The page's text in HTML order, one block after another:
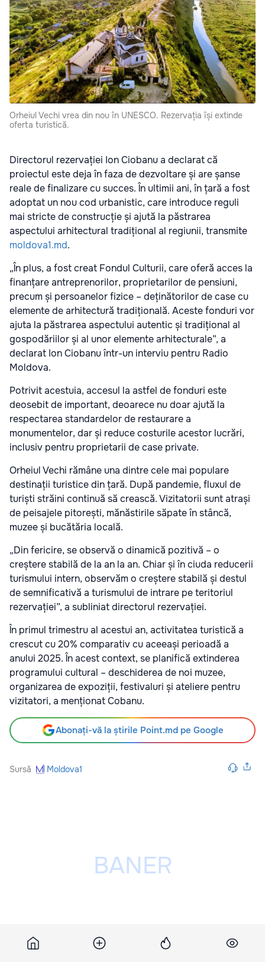
Orheiul Vechi vrea din nou în UNESCO. Rezervația își extinde
oferta turistică.
Directorul rezervației Ion Ciobanu a declarat că
proiectul este deja în faza de dezvoltare și are șanse
reale de finalizare cu succes. În ultimii ani, în țară a fost
adoptat un nou cod urbanistic, care introduce reguli
mai stricte de construcție și ajută la păstrarea
aspectului arhitectural tradițional al regiunii, transmite
moldova1.md.
„În plus, a fost creat Fondul Culturii, care oferă acces la
finanțare antreprenorilor, proprietarilor de pensiuni,
precum și persoanelor fizice – deținătorilor de case cu
elemente de arhitectură tradițională. Aceste fonduri vor
ajuta la păstrarea aspectului autentic și tradițional al
gospodăriilor și al unor elemente arhitecturale”, a
declarat Ion Ciobanu într-un interviu pentru Radio
Moldova.
Potrivit acestuia, accesul la astfel de fonduri este
deosebit de important, deoarece nu doar ajută la
respectarea standardelor de restaurare a
monumentelor, dar și reduce costurile acestor lucrări,
inclusiv pentru proprietarii de case private.
Orheiul Vechi rămâne una dintre cele mai populare
destinații turistice din țară. După pandemie, fluxul de
turiști străini continuă să crească. Vizitatorii sunt atrași
de peisajele pitorești, mănăstirile săpate în stâncă,
muzee și bucătăria locală.
„Din fericire, se observă o dinamică pozitivă – o
creștere stabilă de la an la an. Chiar și în ciuda reducerii
turismului intern, observăm o creștere stabilă și destul
de semnificativă a turismului de intrare pe teritoriul
rezervației”, a subliniat directorul rezervației.
În primul trimestru al acestui an, activitatea turistică a
crescut cu 20% comparativ cu aceeași perioadă a
anului 2025. În acest context, se planifică extinderea
programului cultural – deschiderea de noi muzee,
organizarea de expoziții, festivaluri și ateliere pentru
vizitatori, a menționat Cobanu.
Abonați-vă la știrile Point.md pe Google
Sursă Moldova1
Publicitatea ta poate fi aici